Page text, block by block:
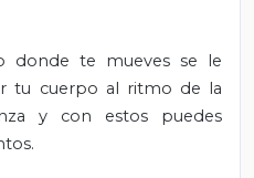
donde te mueves se le
tu cuerpo al ritmo de la
y con estos puedes